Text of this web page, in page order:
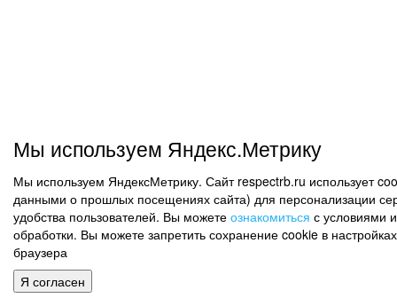
Мы используем Яндекс.Метрику
Мы используем ЯндексМетрику. Сайт respectrb.ru использует
данными о прошлых посещениях сайта) для персонализации
удобства пользователей. Вы можете ознакомиться с условиями
обработки. Вы можете запретить сохранение cookie в
браузера
Я согласен